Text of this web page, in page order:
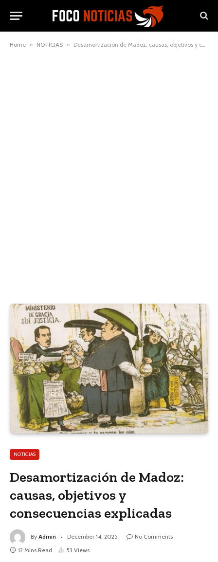
Home » NOTICIAS » Desamortización de Madoz: causas, objetivos y consecuencias explicadas
NOTICIAS
Desamortización de Madoz:
causas, objetivos y
consecuencias explicadas
By Admin December 14, 2025
No Comments
12 Mins Read
53 Views